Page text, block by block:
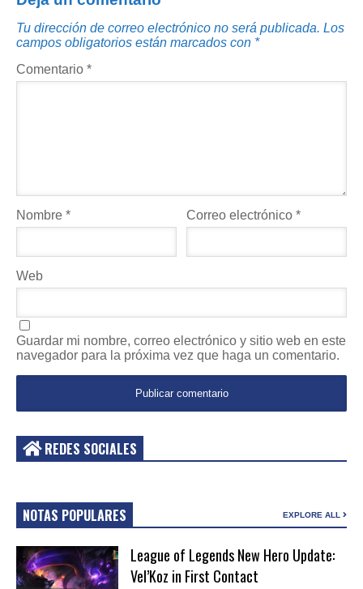
Tu dirección de correo electrónico no será publicada. Los
campos obligatorios están marcados con *
Comentario *
Nombre * Correo electrónico*
Web
Guardar mi nombre, correo electrónico y sitio web en este
navegador para la próxima vez que haga un comentario.
REDES SOCIALES
NOTAS POPULARES EXPLORE ALL
League of Legends New Hero Update:
Vel’Koz in First Contact